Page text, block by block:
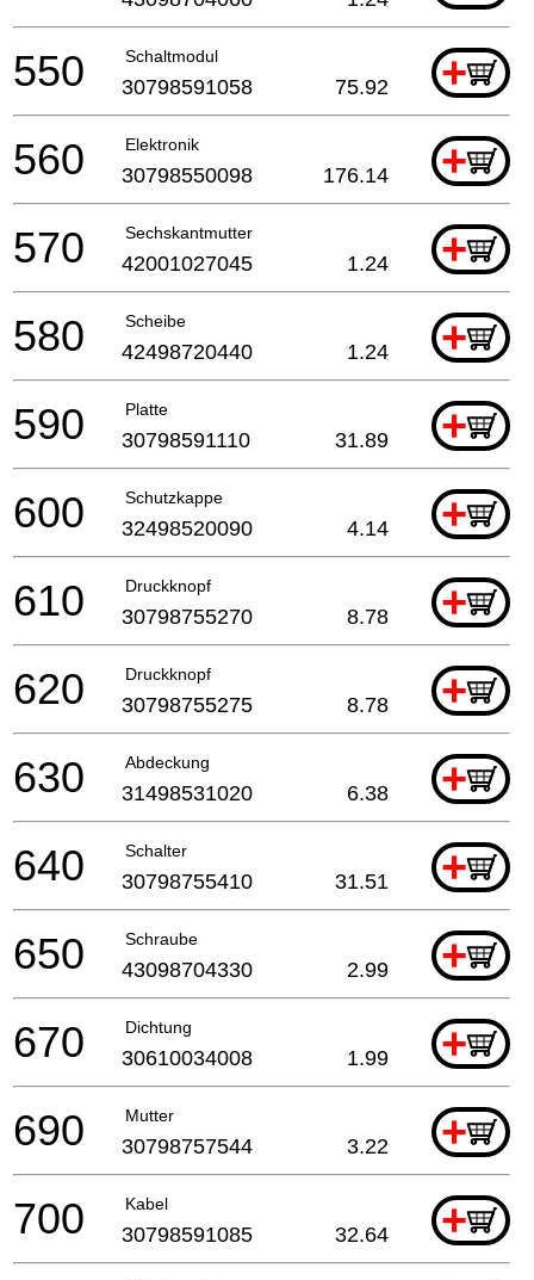
Schaltmodul +
550 30798591058 75.92
Elektronik +
560 30798550098 176.14
Sechskantmutter +
570 42001027045 1.24
Scheibe +
580 42498720440 1.24
Platte +
590 30798591110 31.89
Schutzkappe +
600 32498520090 4.14
Druckknopf +
610 30798755270 8.78
Druckknopf +
620 30798755275 8.78
Abdeckung +
630 31498531020 6.38
Schalter +
640 30798755410 31.51
Schraube +
650 43098704330 2.99
Dichtung +
670 30610034008 1.99
Mutter +
690 30798757544 3.22
Kabel +
700 30798591085 32.64